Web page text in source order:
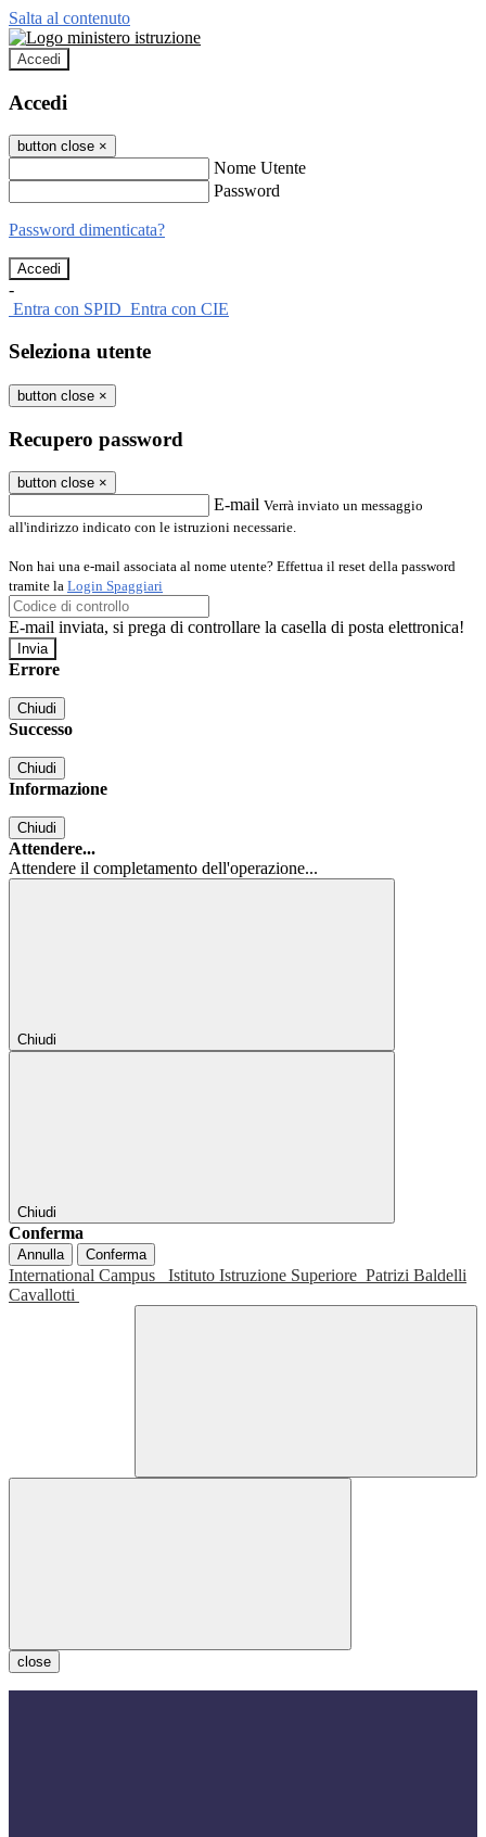
Salta al contenuto
Accedi
Accedi
button close ×
Nome Utente
Password
Password dimenticata?
-
Entra con SPID Entra con CIE
Seleziona utente
button close ×
Recupero password
button close ×
E-mail Verrà inviato un messaggio
all'indirizzo indicato con le istruzioni necessarie.
Non hai una e-mail associata al nome utente? Effettua il reset della password
tramite la Login Spaggiari
E-mail inviata, si prega di controllare la casella di posta elettronica!
Errore
Chiudi
Successo
Chiudi
Informazione
Chiudi
Attendere...
Attendere il completamento dell'operazione...
Chiudi
Chiudi
Conferma
Annulla Conferma
International Campus Istituto Istruzione Superiore Patrizi Baldelli
Cavallotti
close